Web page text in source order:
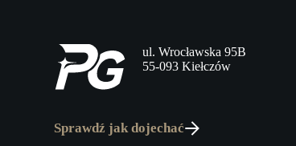
ul. Wrocławska 95B
55-093 Kiełczów
Sprawdź jak dojechać